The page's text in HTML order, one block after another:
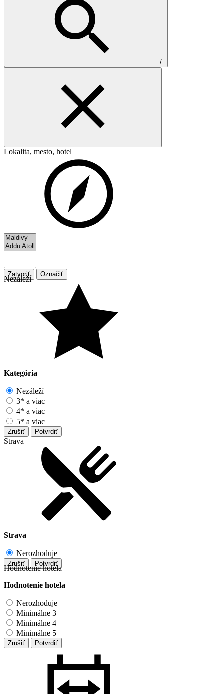
/
Lokalita, mesto, hotel
Zatvoriť Označiť
Nezáleží
Kategória
Nezáleží
3* a viac
4* a viac
5* a viac
Zrušiť Potvrdiť
Strava
Strava
Nerozhoduje
Zrušiť Potvrdiť
Hodnotenie hotela
Hodnotenie hotela
Nerozhoduje
Minimálne 3
Minimálne 4
Minimálne 5
Zrušiť Potvrdiť